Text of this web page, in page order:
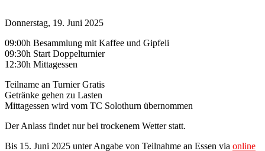
Donnerstag, 19. Juni 2025
09:00h Besammlung mit Kaffee und Gipfeli
09:30h Start Doppelturnier
12:30h Mittagessen
Teilname an Turnier Gratis
Getränke gehen zu Lasten
Mittagessen wird vom TC Solothurn übernommen
Der Anlass findet nur bei trockenem Wetter statt.
Bis 15. Juni 2025 unter Angabe von Teilnahme an Essen via online